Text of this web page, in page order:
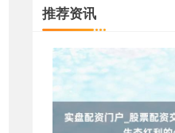
上证综指
推荐资讯